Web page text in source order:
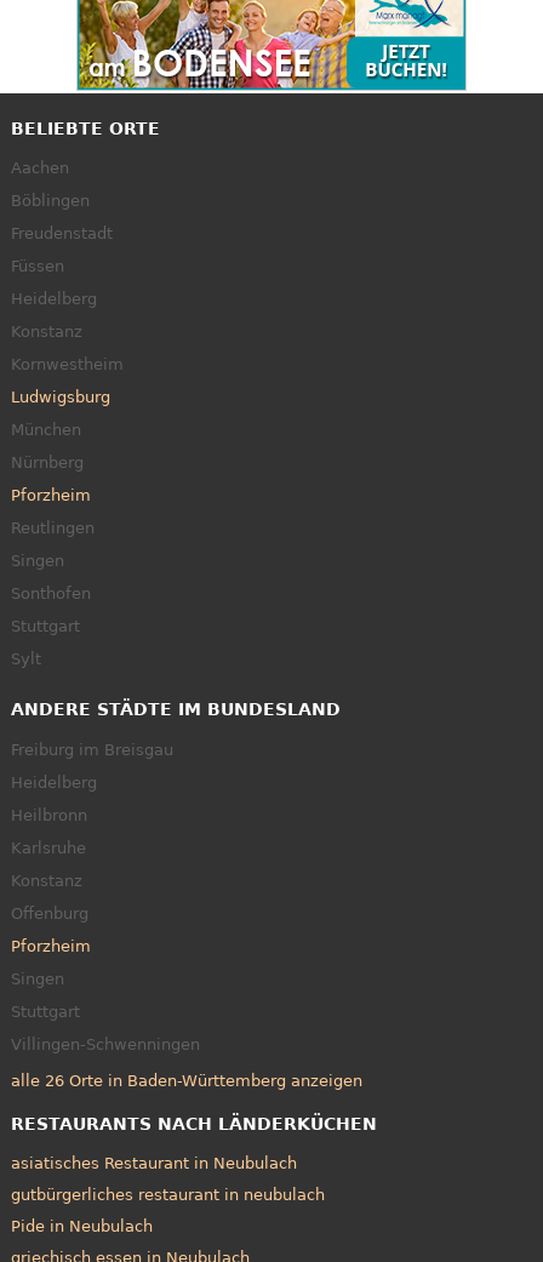
BELIEBTE ORTE
Aachen
Böblingen
Freudenstadt
Füssen
Heidelberg
Konstanz
Kornwestheim
Ludwigsburg
München
Nürnberg
Pforzheim
Reutlingen
Singen
Sonthofen
Stuttgart
Sylt
ANDERE STÄDTE IM BUNDESLAND
Freiburg im Breisgau
Heidelberg
Heilbronn
Karlsruhe
Konstanz
Offenburg
Pforzheim
Singen
Stuttgart
Villingen-Schwenningen
alle 26 Orte in Baden-Württemberg anzeigen
RESTAURANTS NACH LÄNDERKÜCHEN
asiatisches Restaurant in Neubulach
gutbürgerliches restaurant in neubulach
Pide in Neubulach
griechisch essen in Neubulach